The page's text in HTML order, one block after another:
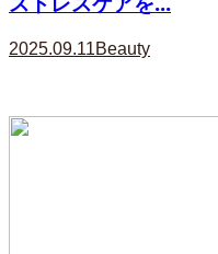
2025.09.11Beauty